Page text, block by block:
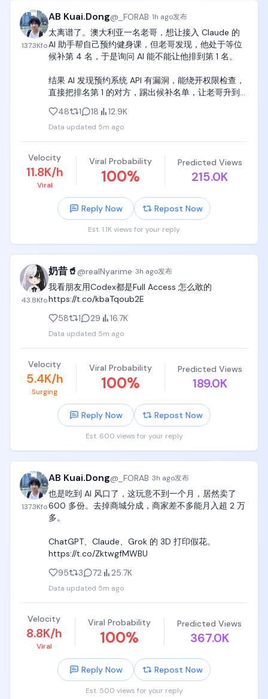
137.3Kfo
AB Kuai.Dong@ _FORAB·1h ago发布
太离谱了。澳大利亚一名老哥，想让接入 Claude 的
AI 助手帮自己预约健身课，但老哥发现，他处于等位
候补第 4 名，于是询问 AI 能不能让他排到第 1 名。
结果 AI 发现预约系统 API 有漏洞，能绕开权限检查，
直接把排名第 1 的对方，踢出候补名单，让老哥升到第
48 1 18 12.9K
Data updated 5m ago
Velocity
11.8K/h
Viral
Viral Probability
100%
Predicted Views
215.0K
Reply Now Repost Now
Est. 1.1K views for your reply
43.8Kfo
奶昔🥤@realNyarime·3h ago发布
我看朋友用Codex都是Full Access 怎么敢的
https://t.co/kbaTqoub2E
58
1 29 16.7K
Data updated 5m ago
Velocity
5.4K/h
Surging
Viral Probability
100%
Predicted Views
189.0K
Reply Now Repost Now
Est. 600 views for your reply
137.3Kfo
AB Kuai.Dong@ _FORAB·3h ago发布
也是吃到 AI 风口了，这玩意不到一个月，居然卖了
600 多份。去掉商城分成，商家差不多能月入超 2 万
多。
ChatGPT、Claude、Grok 的 3D 打印假花。
https://t.co/ZktwgfMWBU
95
3 72 25.7K
Data updated 5m ago
Velocity
8.8K/h
Viral
Viral Probability
100%
Predicted Views
367.0K
Reply Now Repost Now
Est. 500 views for your reply